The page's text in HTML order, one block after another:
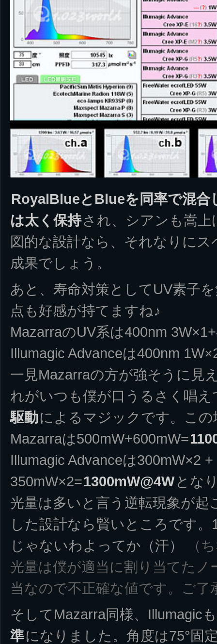
RoyalBlueとBlueを同率で混合
は太く保持され、シアンも嵩
図的な設計なら、それなりに
成果でしょう。
あと、寿命対策としてUV素子
点も好感が持てますね♪
MazarraのUV系は400nm
Illumagic Advanceは400nm
一見Mazarraの方が強そうに見
れがいつも僕が口うるさく唱え
駆動によるマジックです。こ
Mazarraは500mW+600mW=
Illumagic Advanceは300mW×2 +
350mW×2=1300mW@4W とな
光量は多いと言う逆転現象が
した設計なら賢いところです
じゃないわよってか（汗）
（
光量は僕が適当に割り当てた
当なので不正確な値です。ご了
そしてMazarra同様、Illumagic
準になりました。角度は75°固